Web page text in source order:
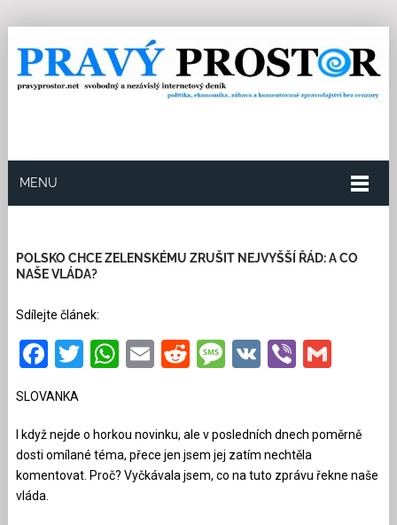
MENU
POLSKO CHCE ZELENSKÉMU ZRUŠIT NEJVYŠŠÍ ŘÁD: A CO
NAŠE VLÁDA?
Sdílejte článek:
Facebook
Twitter
WhatsApp
EmailRedditMessage
VKViber
SLOVANKA
I když nejde o horkou novinku, ale v posledních dnech poměrně
dosti omílané téma, přece jen jsem jej zatím nechtěla
komentovat. Proč? Vyčkávala jsem, co na tuto zprávu řekne naše
vláda.